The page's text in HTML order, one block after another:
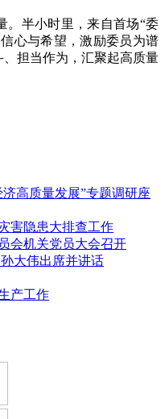
半小时里，来自首场“委
心与希望，激励委员为谱
担当作为，汇聚起高质量
高质量发展”专题调研座
害隐患大排查工作
会机关党员大会召开
大伟出席并讲话
产工作